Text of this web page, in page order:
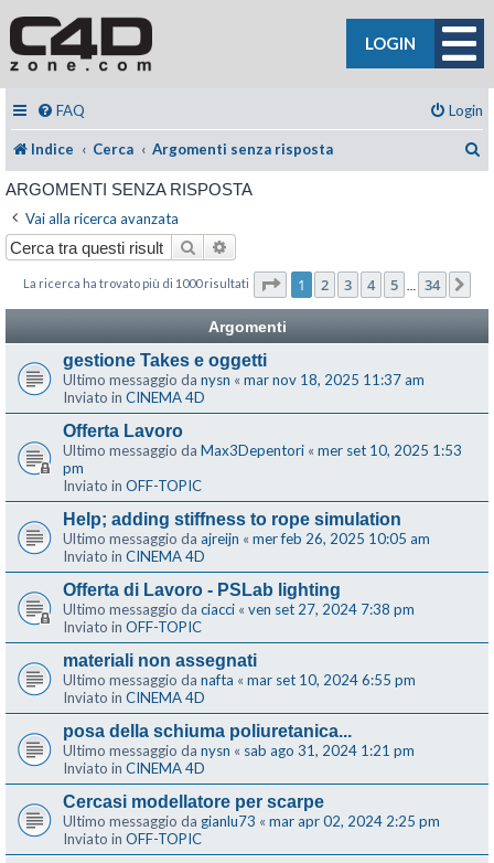
LOGIN
FAQ Login
Indice Cerca Argomenti senza risposta
ARGOMENTI SENZA RISPOSTA
Vai alla ricerca avanzata
Cerca
La ricerca ha trovato più di 1000 risultati Pagina di 34
1 2 3 4 5 34
Argomenti
gestione Takes e oggetti
Ultimo messaggio da nysn « mar nov 18, 2025 11:37 am
Inviato in CINEMA 4D
Offerta Lavoro
Ultimo messaggio da Max3Depentori « mer set 10, 2025 1:53
pm
Inviato in OFF-TOPIC
Help; adding stiffness to rope simulation
Ultimo messaggio da ajreijn « mer feb 26, 2025 10:05 am
Inviato in CINEMA 4D
Offerta di Lavoro - PSLab lighting
Ultimo messaggio da ciacci « ven set 27, 2024 7:38 pm
Inviato in OFF-TOPIC
materiali non assegnati
Ultimo messaggio da nafta « mar set 10, 2024 6:55 pm
Inviato in CINEMA 4D
posa della schiuma poliuretanica...
Ultimo messaggio da nysn « sab ago 31, 2024 1:21 pm
Inviato in CINEMA 4D
Cercasi modellatore per scarpe
Ultimo messaggio da gianlu73 « mar apr 02, 2024 2:25 pm
Inviato in OFF-TOPIC